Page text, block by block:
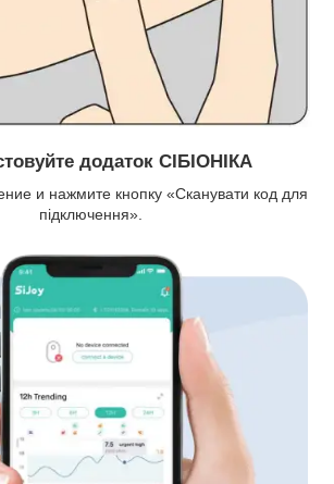
додаток СІБІОНІКА
и нажмите кнопку «Сканувати код для
підключення».